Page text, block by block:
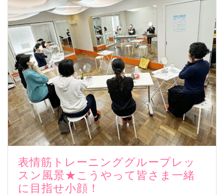
表情筋トレーニンググループレッ
スン風景★こうやって皆さま一緒
に目指せ小顔！